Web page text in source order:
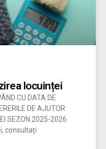
locuinței
CU DATA DE
DE AJUTOR
SEZON 2025-2026
consultați